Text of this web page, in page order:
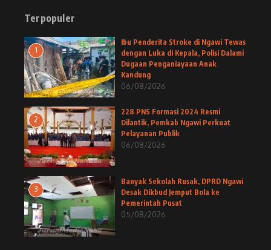
Terpopuler
1
Ibu Penderita Stroke di Ngawi Tewas
dengan Luka di Kepala, Polisi Dalami
Dugaan Penganiayaan Anak
Kandung
06/08/2026
2
228 PNS Formasi 2024 Resmi
Dilantik, Pemkab Ngawi Perkuat
Pelayanan Publik
06/08/2026
3
Banyak Sekolah Rusak, DPRD Ngawi
Desak Dikbud Jemput Bola ke
Pemerintah Pusat
05/08/2026